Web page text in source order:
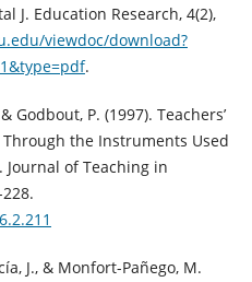
J. Education Research, 4(2),
viewdoc/download?
.
Godbout, P. (1997). Teachers’
the Instruments Used
Journal of Teaching in
J., & Monfort-Pañego, M.